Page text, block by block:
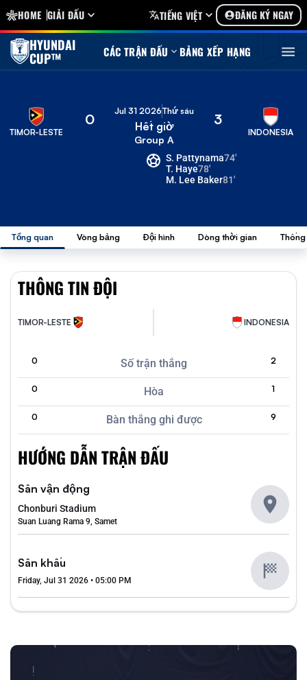
HOME GIẢI ĐẤU TIẾNG VIỆT ĐĂNG KÝ NGAY
HYUNDAI
CUP™ CÁC TRẬN ĐẤU BẢNG XẾP HẠNG
TIMOR-LESTE
0
Group A
Hết giờ
Jul 31 2026Thứ sáu 3
INDONESIA
S. Pattynama74'
T. Haye78'
M. Lee Baker81'
Tổng quan Vòng bảng Đội hình Dòng thời gian Thống
THÔNG TIN ĐỘI
TIMOR-LESTE INDONESIA
0 Số trận thắng 2
0 Hòa 1
0 Bàn thắng ghi được 9
HƯỚNG DẪN TRẬN ĐẤU
Sân vận động
Chonburi Stadium
Suan Luang Rama 9, Samet
Sân khấu
Friday, Jul 31 2026 • 05:00 PM